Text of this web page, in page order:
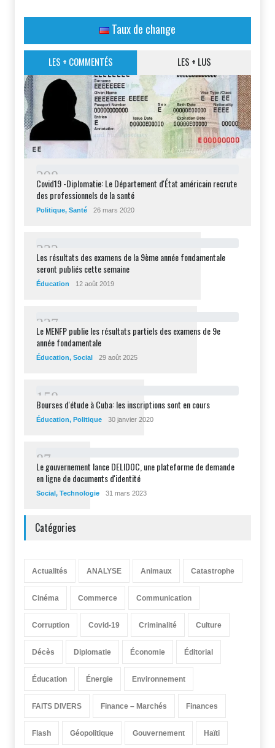
Taux de change
LES + COMMENTÉS LES + LUS
298
Covid19 -Diplomatie: Le Département d'État américain recrute
des professionnels de la santé
Politique, Santé 26 mars 2020
232
Les résultats des examens de la 9ème année fondamentale
seront publiés cette semaine
Éducation 12 août 2019
227
Le MENFP publie les résultats partiels des examens de 9e
année fondamentale
Éducation, Social 29 août 2025
1 58
Bourses d'étude à Cuba: les inscriptions sont en cours
Éducation, Politique 30 janvier 2020
87
Le gouvernement lance DELIDOC, une plateforme de demande
en ligne de documents d'identité
Social, Technologie 31 mars 2023
Catégories
Actualités ANALYSE Animaux Catastrophe
Cinéma Commerce Communication
Corruption Covid-19 Criminalité Culture
Décès Diplomatie Économie Éditorial
Éducation Énergie Environnement
FAITS DIVERS Finance – Marchés Finances
Flash Géopolitique Gouvernement Haïti